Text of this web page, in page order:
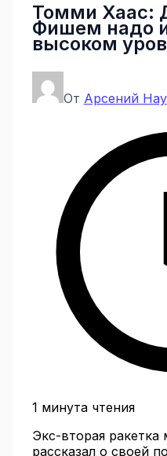
Томми Хаас:
Фишем надо
высоком
От Арсений
1 минута чтения
Экс-вторая
рассказал о своей